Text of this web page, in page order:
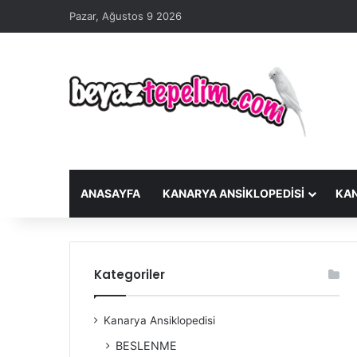
Pazar, Ağustos 9 2026
ANASAYFA KANARYA ANSIKLOPEDISI
Kategoriler
Kanarya Ansiklopedisi
BESLENME